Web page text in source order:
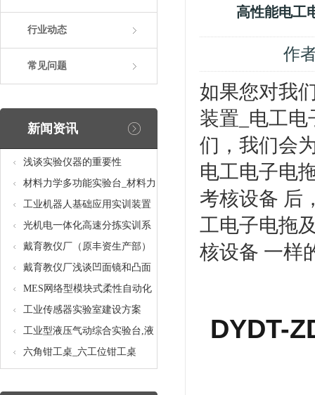
行业动态
常见问题
新闻资讯
浅谈实验仪器的重要性
材料力学多功能实验台_材料力
学多功能考核实验实训设备
工业机器人基础应用实训装置
台_工业机器人基础应用实训考
核设备
光机电一体化高速分拣实训系
统_光机电一体化高速分拣实验
实训设备
戴育教仪厂（原丰资生产部）
助力春季高教仪器展
戴育教仪厂浅谈凹面镜和凸面
镜的区别之处
MES网络型模块式柔性自动化
生产线实验系统(八站)_模块柔
性自动化生产线教学实训设备
工业传感器实验室建设方案
工业型液压气动综合实验台,液
压气动综合实训台
六角钳工桌_六工位钳工桌
高性能电工
作
如果您对我
装置_电工
们，我们会
电工电子电
考核设备 后
工电子电拖
核设备 一样
DYDT-